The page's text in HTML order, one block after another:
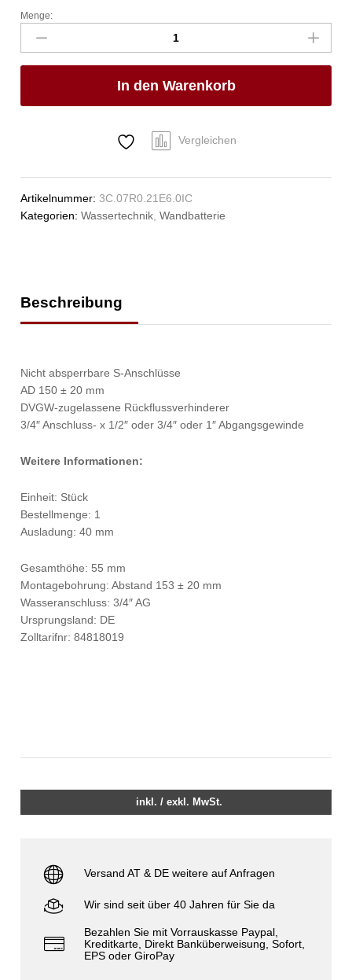
classic
Wandbatterie
3/4"
Anzahl
Menge:
In den Warenkorb
Vergleichen
Artikelnummer:3C.07R0.21E6.0IC
Kategorien:Wassertechnik,Wandbatterie
Beschreibung
Nicht absperrbare S-Anschlüsse
AD 150 ± 20 mm
DVGW-zugelassene Rückflussverhinderer
3/4″ Anschluss- x 1/2″ oder 3/4″ oder 1″ Abgangsgewinde
Weitere Informationen:
Einheit: Stück
Bestellmenge: 1
Ausladung: 40 mm
Gesamthöhe: 55 mm
Montagebohrung: Abstand 153 ± 20 mm
Wasseranschluss: 3/4″ AG
Ursprungsland: DE
Zolltarifnr: 84818019
inkl. / exkl. MwSt.
Versand AT & DE weitere auf Anfragen
Wir sind seit über 40 Jahren für Sie da
Bezahlen Sie mit Vorrauskasse Paypal,
Kreditkarte, Direkt Banküberweisung, Sofort,
EPS oder GiroPay